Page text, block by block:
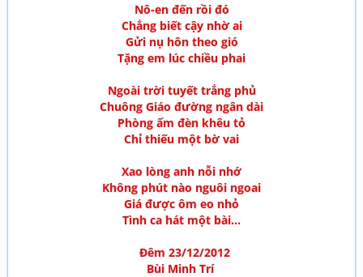
Nô-en đến rồi đó
Chẳng biết cậy nhờ ai
Gửi nụ hôn theo gió
Tặng em lúc chiều phai
Ngoài trời tuyết trắng phủ
Chuông Giáo đường ngân dài
Phòng ấm đèn khêu tỏ
Chỉ thiếu một bờ vai
Xao lòng anh nỗi nhớ
Không phút nào nguôi ngoai
Giá được ôm eo nhỏ
Tình ca hát một bài...
Đêm 23/12/2012
Bùi Minh Trí